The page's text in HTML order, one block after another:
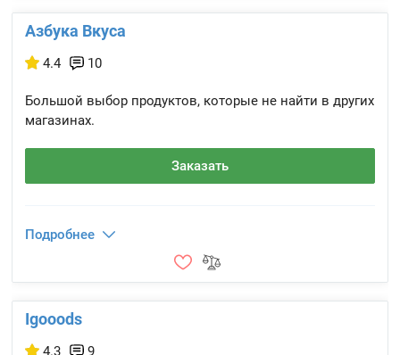
Азбука Вкуса
4.4 10
Большой выбор продуктов, которые не найти в других
магазинах.
Заказать
Подробнее
Igooods
4.3 9